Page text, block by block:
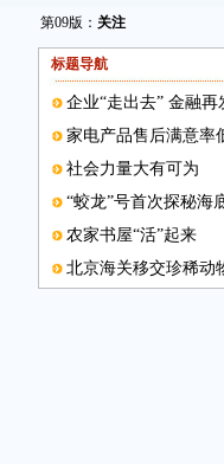
第09版： 关注
标题导航
企业“走出去” 金融再
家电产品售后满意率
社会力量大有可为
“蛟龙”号首次探秘海
农家书屋“活”起来
北京海关移交珍稀动